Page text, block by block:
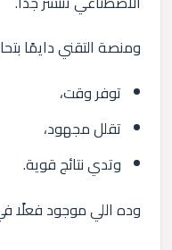
ومنصة التقني دايمًا
توفر وقت،
تقلل مجهود،
وتدي نتائج قوية.
وده اللي موجود فعلًا